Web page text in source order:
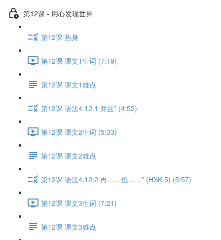
第12课 - 用心发现世界
第12课 热身
第12课 课文1生词 (7:19)
第12课 课文1难点
第12课 语法4.12.1 并且* (4:52)
第12课 课文2生词 (5:33)
第12课 课文2难点
第12课 语法4.12.2 再……也……* (HSK 5) (5:57)
第12课 课文3生词 (7:21)
第12课 课文3难点